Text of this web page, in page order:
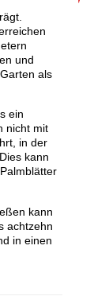
und
als
ein
nicht mit
in der
kann
kann
achtzehn
in einen